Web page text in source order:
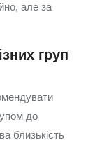
але за
груп
до
близькість